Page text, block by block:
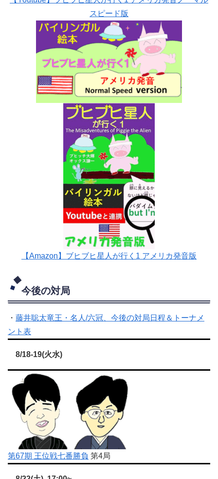
スピード版
【Amazon】ブヒブヒ星人が行く1 アメリカ発音版
今後の対局
・ 藤井聡太竜王・名人/六冠、今後の対局日程＆トーナメ
ント表
8/18-19(火水)
第67期 王位戦七番勝負 第4局